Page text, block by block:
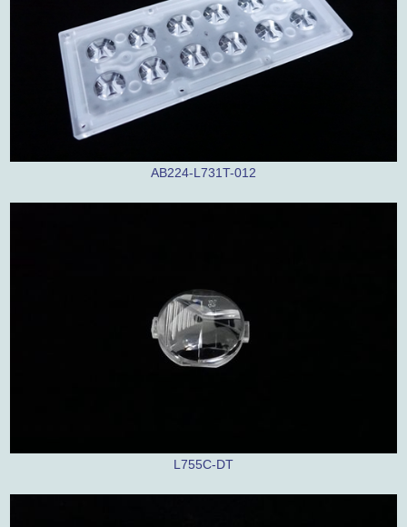
AB224-L731T-012
L755C-DT